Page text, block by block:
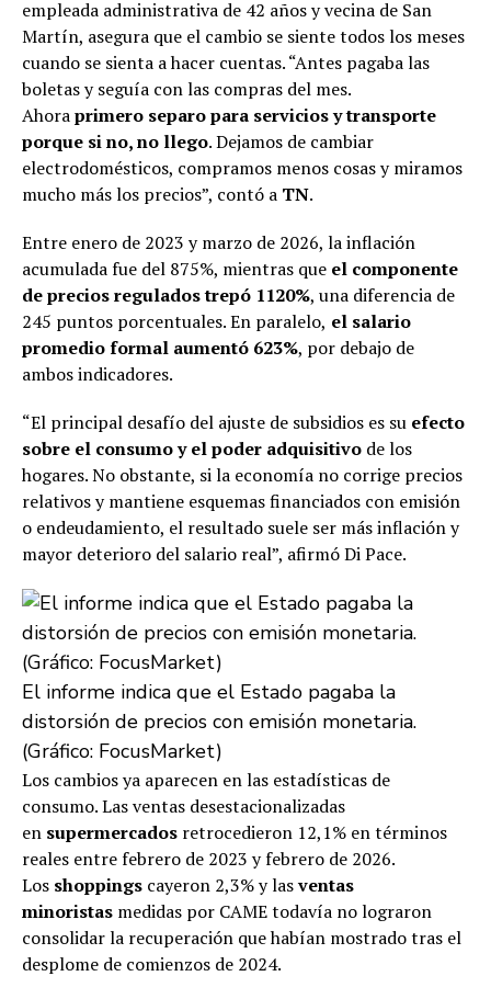
empleada administrativa de 42 años y vecina de San
Martín, asegura que el cambio se siente todos los meses
cuando se sienta a hacer cuentas. “Antes pagaba las
boletas y seguía con las compras del mes.
Ahoraprimero separo para servicios y transporte
porque si no, no llego. Dejamos de cambiar
electrodomésticos, compramos menos cosas y miramos
mucho más los precios”, contó a TN.
Entre enero de 2023 y marzo de 2026, la inflación
acumulada fue del 875%, mientras que el componente
de precios regulados trepó 1120%, una diferencia de
245 puntos porcentuales. En paralelo, el salario
promedio formal aumentó 623%, por debajo de
ambos indicadores.
“El principal desafío del ajuste de subsidios es su efecto
sobre el consumo y el poder adquisitivo de los
hogares. No obstante, si la economía no corrige precios
relativos y mantiene esquemas financiados con emisión
o endeudamiento, el resultado suele ser más inflación y
mayor deterioro del salario real”, afirmó Di Pace.
El informe indica que el Estado pagaba la
distorsión de precios con emisión monetaria.
(Gráfico: FocusMarket)
Los cambios ya aparecen en las estadísticas de
consumo. Las ventas desestacionalizadas
en supermercados retrocedieron 12,1% en términos
reales entre febrero de 2023 y febrero de 2026.
Los shoppings cayeron 2,3% y lasventas
minoristas medidas por CAME todavía no lograron
consolidar la recuperación que habían mostrado tras el
desplome de comienzos de 2024.